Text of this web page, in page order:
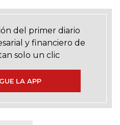
del primer diario
y financiero de
solo un clic
LA APP